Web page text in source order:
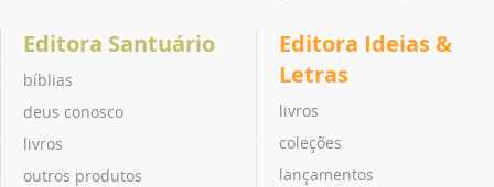
Editora Santuário
bíblias
deus conosco
livros
outros produtos
Editora Ideias &
Letras
livros
coleções
lançamentos